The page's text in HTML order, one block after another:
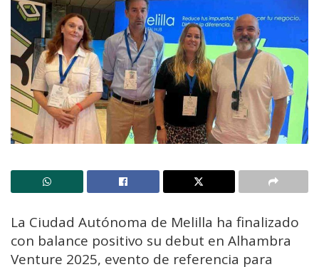
La Ciudad Autónoma de Melilla ha finalizado
con balance positivo su debut en Alhambra
Venture 2025, evento de referencia para